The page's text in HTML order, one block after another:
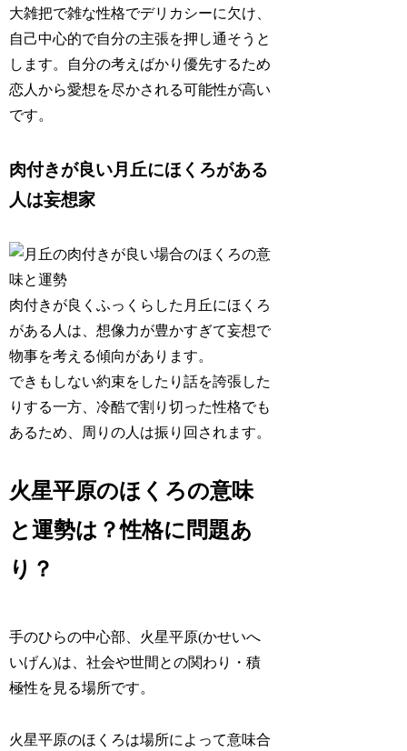
大雑把で雑な性格でデリカシーに欠け、
自己中心的で自分の主張を押し通そうと
します。自分の考えばかり優先するため
恋人から愛想を尽かされる可能性が高い
です。
肉付きが良い月丘にほくろがある
人は妄想家
肉付きが良くふっくらした月丘にほくろ
がある人は、想像力が豊かすぎて妄想で
物事を考える傾向があります。
できもしない約束をしたり話を誇張した
りする一方、冷酷で割り切った性格でも
あるため、周りの人は振り回されます。
火星平原のほくろの意味
と運勢は？性格に問題あ
り？
手のひらの中心部、火星平原(かせいへ
いげん)は、社会や世間との関わり・積
極性を見る場所です。
火星平原のほくろは場所によって意味合